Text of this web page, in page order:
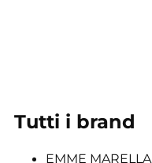
Tutti i brand
EMME MARELLA